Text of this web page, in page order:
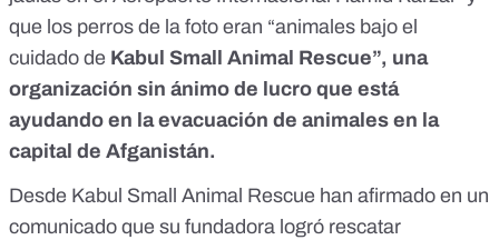
que los perros de la foto eran “animales bajo el
cuidado de Kabul Small Animal Rescue”, una
organización sin ánimo de lucro que está
ayudando en la evacuación de animales en la
capital de Afganistán.
Desde Kabul Small Animal Rescue han afirmado en un
comunicado que su fundadora logró rescatar